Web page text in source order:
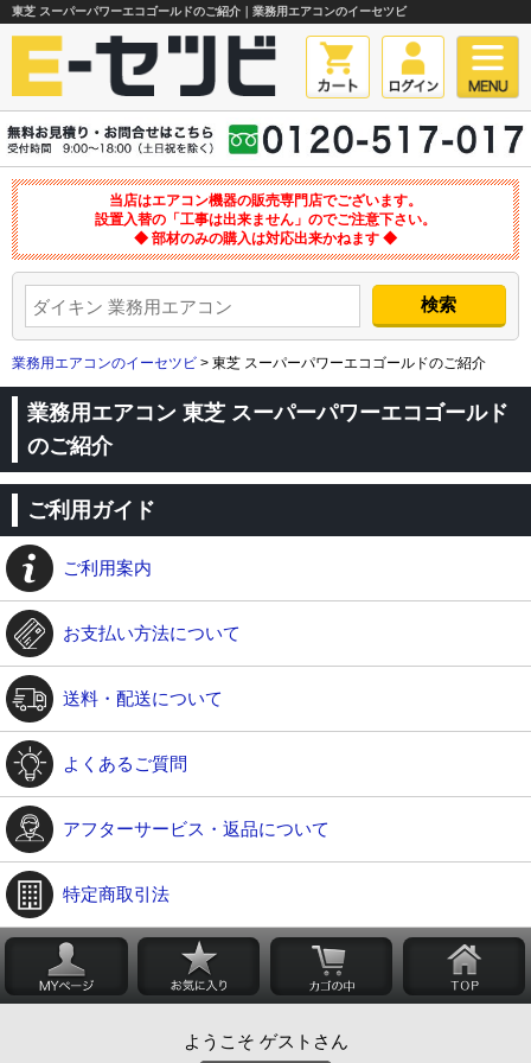
東芝 スーパーパワーエコゴールドのご紹介｜業務用エアコンのイーセツビ
当店はエアコン機器の販売専門店でございます。
設置入替の「工事は出来ません」のでご注意下さい。
◆ 部材のみの購入は対応出来かねます ◆
業務用エアコンのイーセツビ > 東芝 スーパーパワーエコゴールドのご紹介
業務用エアコン 東芝 スーパーパワーエコゴールド
のご紹介
ご利用ガイド
ご利用案内
お支払い方法について
送料・配送について
よくあるご質問
アフターサービス・返品について
特定商取引法
ようこそ ゲストさん